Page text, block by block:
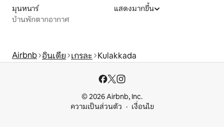
มุนหนาร์
บ้านพักตากอากาศ
แสดงมากขึ้น
Airbnb อินเดีย เกรละ Kulakkada
© 2026 Airbnb, Inc.
ความเป็นส่วนตัว
เงื่อนไข